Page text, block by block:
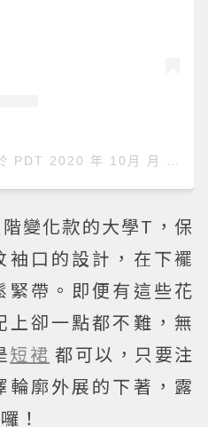
PDT 2020 年 10月 月 27 日 上午 10:23
變化款的大學T，保
袖口的設計，在下襬
緊帶。即便有這些花
卻一點都不難，無
短裙 都可以，只要注
輪廓外展的下著，露
！